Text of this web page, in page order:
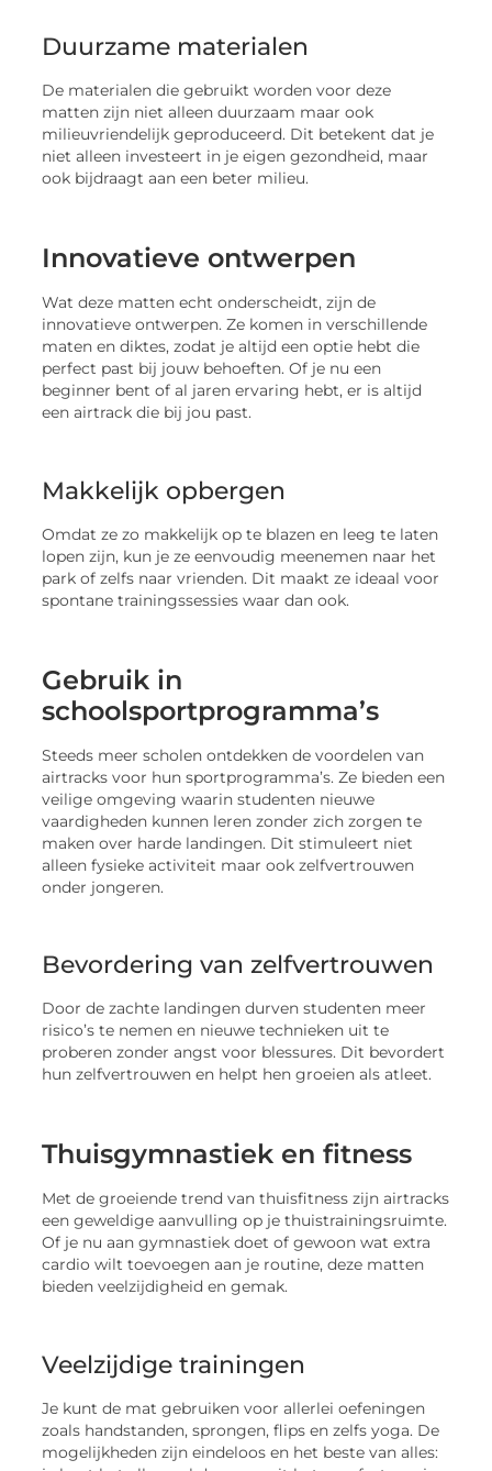
Duurzame materialen
De materialen die gebruikt worden voor deze
matten zijn niet alleen duurzaam maar ook
milieuvriendelijk geproduceerd. Dit betekent dat je
niet alleen investeert in je eigen gezondheid, maar
ook bijdraagt aan een beter milieu.
Innovatieve ontwerpen
Wat deze matten echt onderscheidt, zijn de
innovatieve ontwerpen. Ze komen in verschillende
maten en diktes, zodat je altijd een optie hebt die
perfect past bij jouw behoeften. Of je nu een
beginner bent of al jaren ervaring hebt, er is altijd
een airtrack die bij jou past.
Makkelijk opbergen
Omdat ze zo makkelijk op te blazen en leeg te laten
lopen zijn, kun je ze eenvoudig meenemen naar het
park of zelfs naar vrienden. Dit maakt ze ideaal voor
spontane trainingssessies waar dan ook.
Gebruik in
schoolsportprogramma’s
Steeds meer scholen ontdekken de voordelen van
airtracks voor hun sportprogramma’s. Ze bieden een
veilige omgeving waarin studenten nieuwe
vaardigheden kunnen leren zonder zich zorgen te
maken over harde landingen. Dit stimuleert niet
alleen fysieke activiteit maar ook zelfvertrouwen
onder jongeren.
Bevordering van zelfvertrouwen
Door de zachte landingen durven studenten meer
risico’s te nemen en nieuwe technieken uit te
proberen zonder angst voor blessures. Dit bevordert
hun zelfvertrouwen en helpt hen groeien als atleet.
Thuisgymnastiek en fitness
Met de groeiende trend van thuisfitness zijn airtracks
een geweldige aanvulling op je thuistrainingsruimte.
Of je nu aan gymnastiek doet of gewoon wat extra
cardio wilt toevoegen aan je routine, deze matten
bieden veelzijdigheid en gemak.
Veelzijdige trainingen
Je kunt de mat gebruiken voor allerlei oefeningen
zoals handstanden, sprongen, flips en zelfs yoga. De
mogelijkheden zijn eindeloos en het beste van alles: